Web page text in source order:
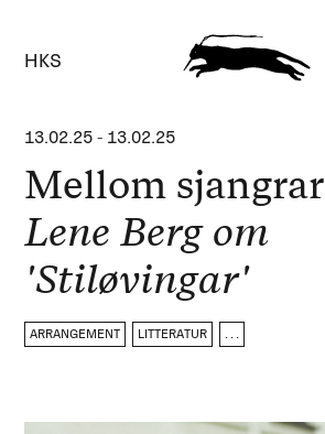
HKS
13.02.25 - 13.02.25
Mellom sjangrar
Lene Berg om
'Stiløvingar'
ARRANGEMENT LITTERATUR . . .